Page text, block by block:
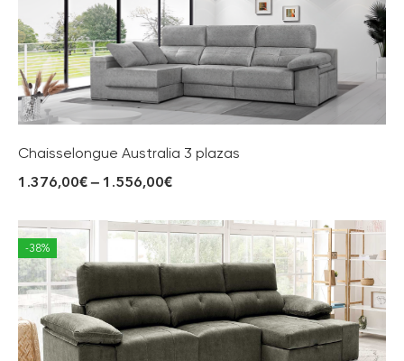
Chaisselongue Australia 3 plazas
1.376,00€– 1.556,00€
-38%